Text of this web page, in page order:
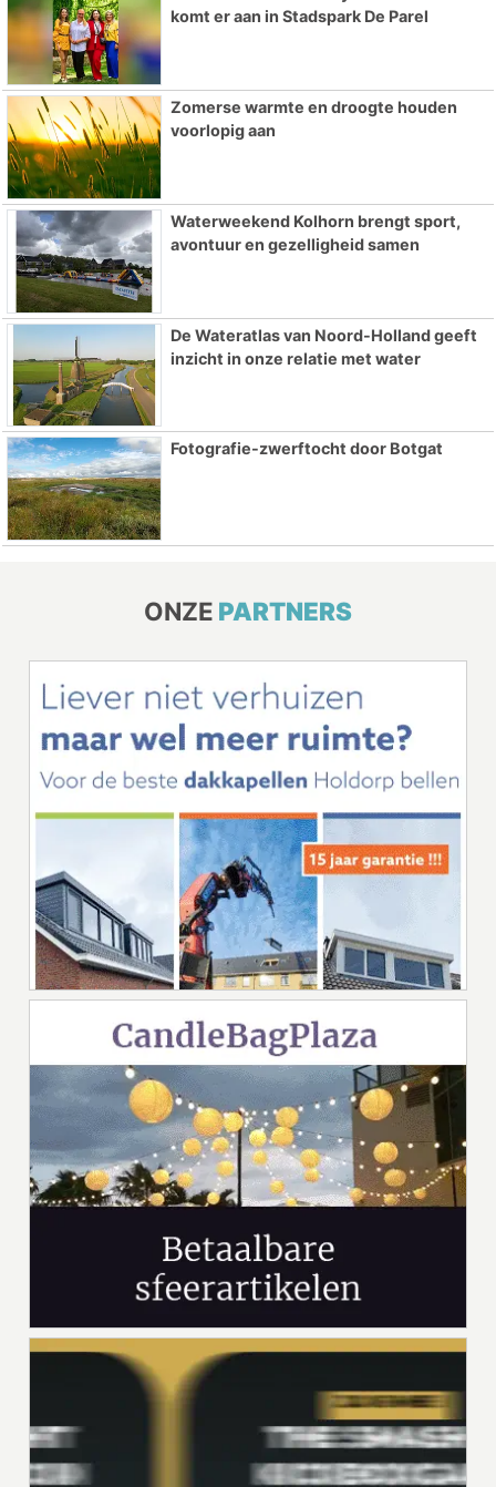
komt er aan in Stadspark De Parel
Zomerse warmte en droogte houden
voorlopig aan
Waterweekend Kolhorn brengt sport,
avontuur en gezelligheid samen
De Wateratlas van Noord-Holland geeft
inzicht in onze relatie met water
Fotografie-zwerftocht door Botgat
ONZE PARTNERS